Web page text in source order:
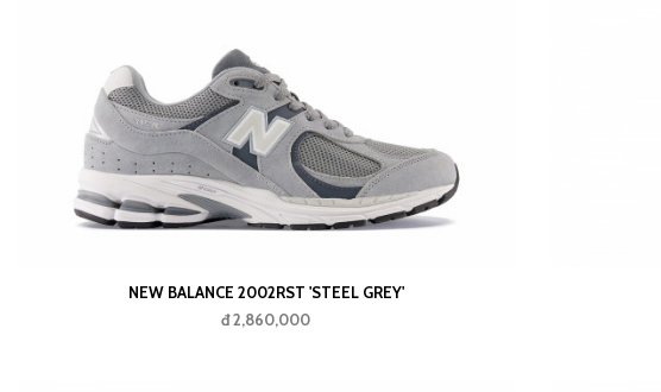
NEW BALANCE 2002RST 'STEEL GREY'
đ 2,860,000